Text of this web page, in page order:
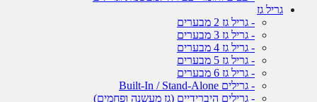
גריל גז
- גריל גז 2 מבערים
- גריל גז 3 מבערים
- גריל גז 4 מבערים
- גריל גז 5 מבערים
- גריל גז 6 מבערים
- גרילים Built-In / Stand-Alone
- גרילים היברידיים (גז מעשנה ופחמים)